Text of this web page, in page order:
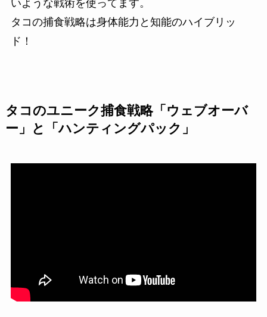
いような戦術を使ってます。
タコの捕食戦略は身体能力と知能のハイブリッ
ド！
タコのユニーク捕食戦略「ウェブオーバ
ー」と「ハンティングパック」